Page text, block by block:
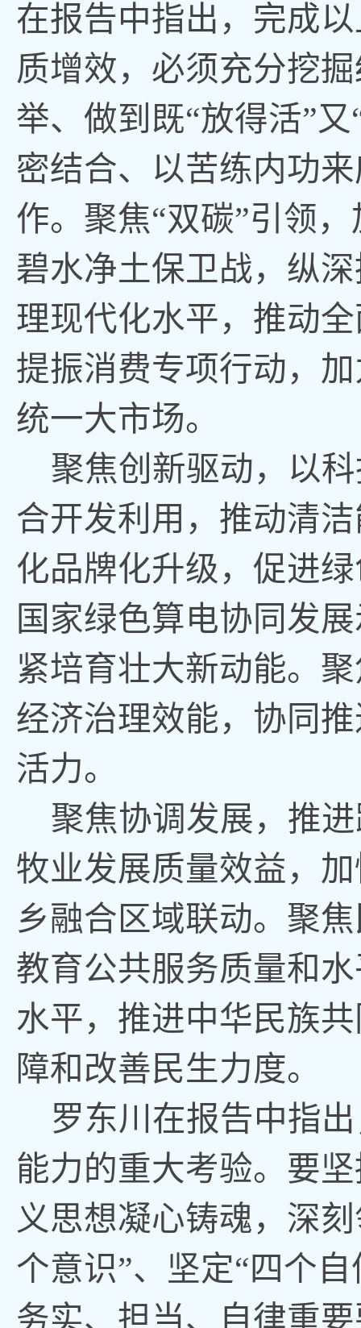
在报告中指出 ， 完成
质增效， 必须充分挖
举、做到既“放得活”
密结合、以苦练内功
作。 聚焦“双碳”引领
碧水净土保卫战，纵
理现代化水平，推动
提振消费专项行动，
统一大市场。
聚焦创新驱动， 以
合开发利用 ， 推动清
化品牌化升级 ， 促进
国家绿色算电协同发
紧培育壮大新动能。
经济治理效能，协同
活力。
聚焦协调发展， 推
牧业发展质量效益 ，
乡融合区域联动。 聚
教育公共服务质量和
水平，推进中华民族
障和改善民生力度。
罗东川在报告中指出
能力的重大考验。要
义思想凝心铸魂， 深
个意识”、坚定“四个
务实、担当、自律重